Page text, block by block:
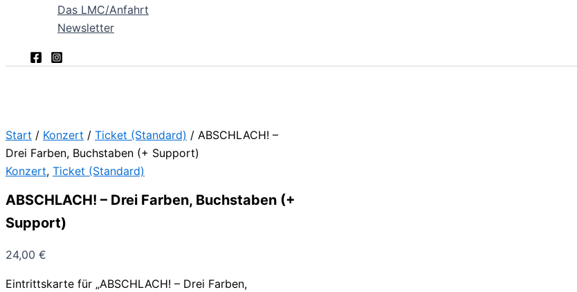
Das LMC/Anfahrt
Newsletter
Start / Konzert / Ticket (Standard) / ABSCHLACH! –
Drei Farben, Buchstaben (+ Support)
Konzert, Ticket (Standard)
ABSCHLACH! – Drei Farben, Buchstaben (+
Support)
24,00 €
Eintrittskarte für „ABSCHLACH! – Drei Farben,